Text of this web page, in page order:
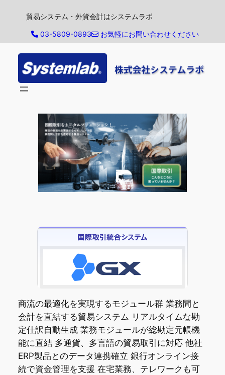
ス
貿易システム・外貨会計はシステムラボ
03-5809-0893 お気軽にお問い合わせください
商流の最適化を実現するモジュール群 業務間と
会計を直結する貿易システム リアルタイムな勘
定仕訳自動生成 業務モジュールが総勘定元帳機
能に直結 多通貨、多言語の貿易取引に対応 他社
ERP製品とのデータ連携確立 銀行オンライン接
続で資金管理を支援 在宅業務、テレワークも可